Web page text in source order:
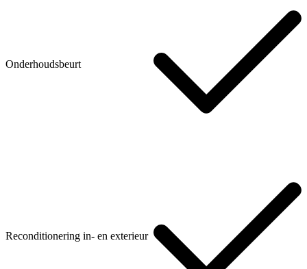
Onderhoudsbeurt
Reconditionering in- en exterieur